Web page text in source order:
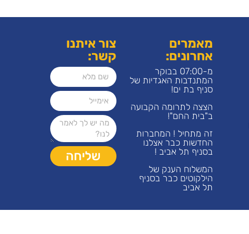
מאמרים
אחרונים:
מ-07:00 בבוקר
המתנדבות האגדיות של
סניף בת ים!
הצצה לתרומה הקבועה
ב"בית החם"!
זה מתחיל ! המחברות
החדשות כבר אצלנו
בסניף תל אביב !
המשלוח הענק של
הילקוטים כבר בסניף
תל אביב
צור איתנו
קשר:
שליחה